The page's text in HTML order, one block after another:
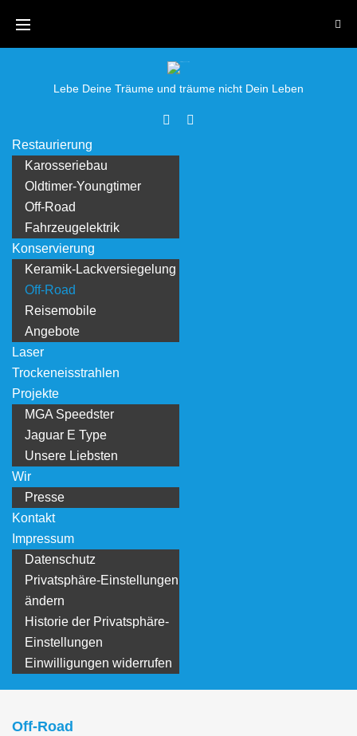
Lebe Deine Träume und träume nicht Dein Leben
Restaurierung
Karosseriebau
Oldtimer-Youngtimer
Off-Road
Fahrzeugelektrik
Konservierung
Keramik-Lackversiegelung
Off-Road
Reisemobile
Angebote
Laser
Trockeneisstrahlen
Projekte
MGA Speedster
Jaguar E Type
Unsere Liebsten
Wir
Presse
Kontakt
Impressum
Datenschutz
Privatsphäre-Einstellungen
ändern
Historie der Privatsphäre-
Einstellungen
Einwilligungen widerrufen
Off-Road